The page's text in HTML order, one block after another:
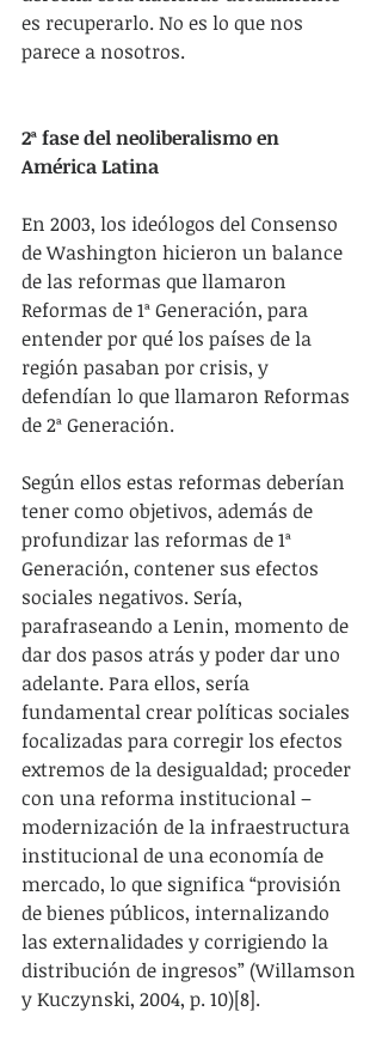
es recuperarlo. No es lo que nos
parece a nosotros.
2ª fase del neoliberalismo en
América Latina
En 2003, los ideólogos del Consenso
de Washington hicieron un balance
de las reformas que llamaron
Reformas de 1ª Generación, para
entender por qué los países de la
región pasaban por crisis, y
defendían lo que llamaron Reformas
de 2ª Generación.
Según ellos estas reformas deberían
tener como objetivos, además de
profundizar las reformas de 1ª
Generación, contener sus efectos
sociales negativos. Sería,
parafraseando a Lenin, momento de
dar dos pasos atrás y poder dar uno
adelante. Para ellos, sería
fundamental crear políticas sociales
focalizadas para corregir los efectos
extremos de la desigualdad; proceder
con una reforma institucional –
modernización de la infraestructura
institucional de una economía de
mercado, lo que significa “provisión
de bienes públicos, internalizando
las externalidades y corrigiendo la
distribución de ingresos” (Willamson
y Kuczynski, 2004, p. 10)[8].